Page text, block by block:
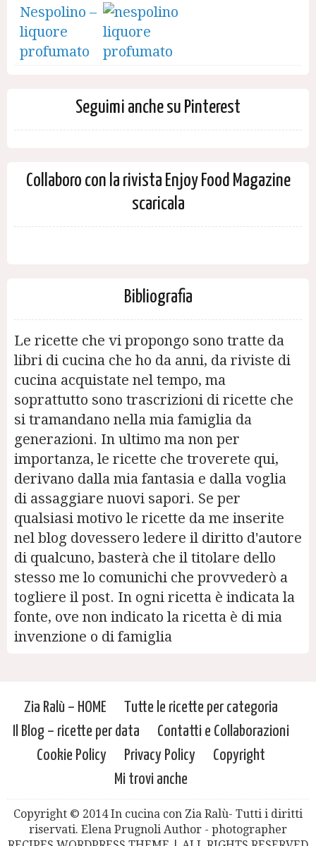
Nespolino –
liquore
profumato
Seguimi anche su Pinterest
Collaboro con la rivista Enjoy Food Magazine
scaricala
Bibliografia
Le ricette che vi propongo sono tratte da
libri di cucina che ho da anni, da riviste di
cucina acquistate nel tempo, ma
soprattutto sono trascrizioni di ricette che
si tramandano nella mia famiglia da
generazioni. In ultimo ma non per
importanza, le ricette che troverete qui,
derivano dalla mia fantasia e dalla voglia
di assaggiare nuovi sapori. Se per
qualsiasi motivo le ricette da me inserite
nel blog dovessero ledere il diritto d'autore
di qualcuno, basterà che il titolare dello
stesso me lo comunichi che provvederò a
togliere il post. In ogni ricetta è indicata la
fonte, ove non indicato la ricetta è di mia
invenzione o di famiglia
Zia Ralù – HOME
Tutte le ricette per categoria
Il Blog – ricette per data
Contatti e Collaborazioni
Cookie Policy
Privacy Policy
Copyright
Mi trovi anche
Copyright © 2014 In cucina con Zia Ralù- Tutti i diritti
riservati. Elena Prugnoli Author - photographer